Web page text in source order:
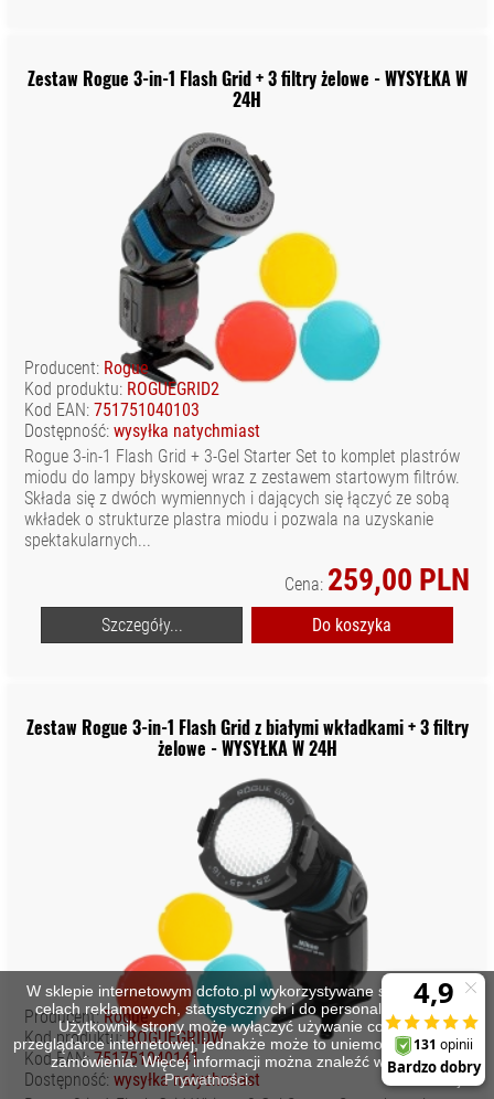
Zestaw Rogue 3-in-1 Flash Grid + 3 filtry żelowe - WYSYŁKA W
24H
Producent: Rogue
Kod produktu: ROGUEGRID2
Kod EAN: 751751040103
Dostępność: wysyłka natychmiast
Rogue 3-in-1 Flash Grid + 3-Gel Starter Set to komplet plastrów
miodu do lampy błyskowej wraz z zestawem startowym filtrów.
Składa się z dwóch wymiennych i dających się łączyć ze sobą
wkładek o strukturze plastra miodu i pozwala na uzyskanie
spektakularnych...
Cena: 259,00 PLN
Szczegóły... Do koszyka
Zestaw Rogue 3-in-1 Flash Grid z białymi wkładkami + 3 filtry
żelowe - WYSYŁKA W 24H
Producent:Rogue
Kod produktu:ROGUEGRIDW
Kod EAN:751751040141
Dostępność: wysyłka natychmiast
W sklepie internetowym dcfoto.pl wykorzystywane są cookies w
celach reklamowych, statystycznych i do personalizacji stron.
Użytkownik strony może wyłączyć używanie cookies w
przeglądarce internetowej, jednakże może to uniemożliwić złożenie
zamówienia. Więcej informacji można znaleźć wPolityce
Prywatności.